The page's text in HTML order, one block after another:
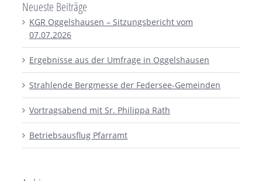
Neueste Beiträge
KGR Oggelshausen – Sitzungsbericht vom
07.07.2026
Ergebnisse aus der Umfrage in Oggelshausen
Strahlende Bergmesse der Federsee-Gemeinden
Vortragsabend mit Sr. Philippa Rath
Betriebsausflug Pfarramt